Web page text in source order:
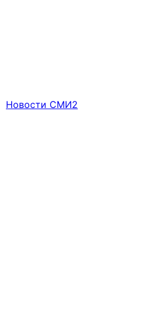
Новости СМИ2